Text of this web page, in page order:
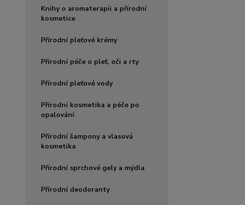
Knihy o aromaterapii a přírodní
kosmetice
Přírodní pleťové krémy
Přírodní péče o pleť, oči a rty
Přírodní pleťové vody
Přírodní kosmetika a péče po
opalování
Přírodní šampony a vlasová
kosmetika
Přírodní sprchové gely a mýdla
Přírodní deodoranty